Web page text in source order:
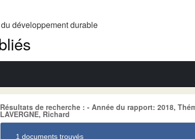
développement durable
Résultats de recherche : - Année du rapport: 2018,
LAVERGNE, Richard
1 documents trouvés